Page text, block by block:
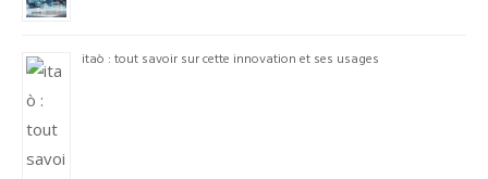
itaò : tout savoir sur cette innovation et ses usages